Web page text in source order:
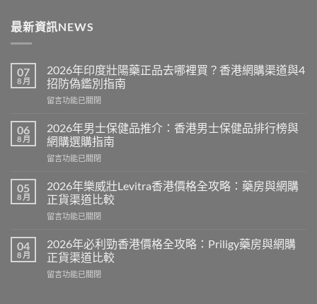
最新資訊NEWS
07
8 月
2026年印度壯陽藥正品去哪裡買？香港網購渠道與4
招防偽鑑別指南
在
年
印
度
壯
藥
正
去
裡
買？
港
留言功能已關閉
06
8 月
2026年男士保健品推介：香港男士保健品排行榜與
網購選購指南
在
年
男
士
保
品
推
介：
香
留言功能已關閉
05
8 月
2026年樂威壯Levitra香港價格全攻略：藥房與網購
正貨渠道比較
在
年
樂
威
壯
留言功能已關閉
04
8 月
2026年必利勁香港價格全攻略：Priligy藥房與網購
正貨渠道比較
在
留言功能已關閉